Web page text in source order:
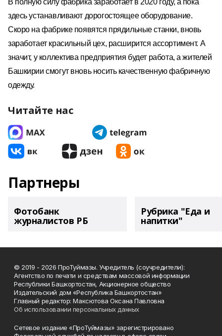
В полную силу фабрика заработает в 2020 году, а пока
здесь устанавливают дорогостоящее оборудование.
Скоро на фабрике появятся прядильные станки, вновь
заработает красильный цех, расширится ассортимент. А
значит, у коллектива предприятия будет работа, а жителей
Башкирии смогут вновь носить качественную фабричную
одежду.
Читайте нас
Партнеры
Фотобанк
журналистов РБ
Рубрика "Еда и
напитки"
© 2019 - 2026 ПроТуймазы. Учредитель (соучредители):
Агентство по печати и средствам массовой информации
Республики Башкортостан, Акционерное общество
Издательский дом «Республика Башкортостан»
Главный редактор: Максютова Оксана Павловна
Об использовании персональных данных
Сетевое издание «ПроТуймазы» зарегистрировано